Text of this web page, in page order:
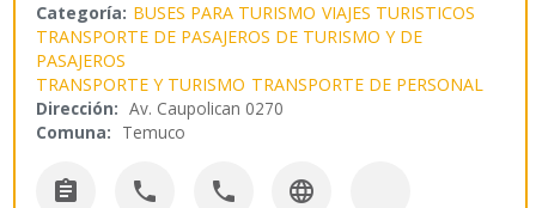
Categoría: BUSES PARA TURISMO VIAJES TURISTICOS
TRANSPORTE DE PASAJEROS DE TURISMO Y DE
PASAJEROS
TRANSPORTE Y TURISMO TRANSPORTE DE PERSONAL
Dirección: Av. Caupolican 0270
Comuna: Temuco
   